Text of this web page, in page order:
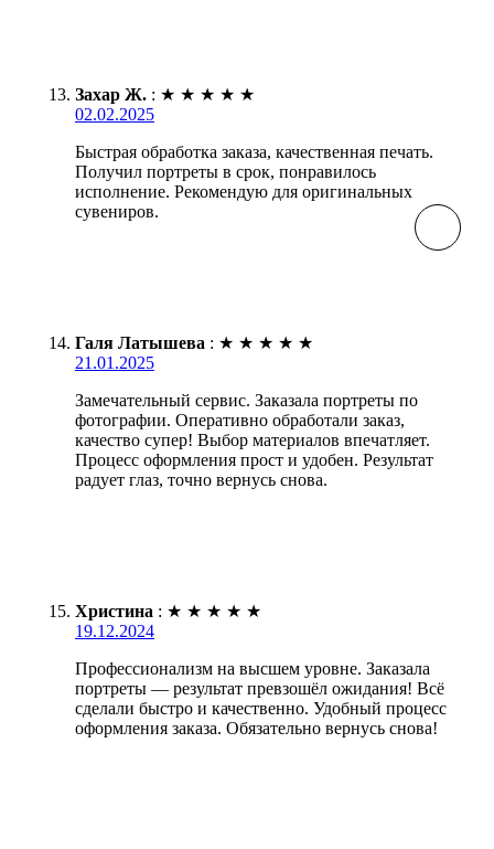
Захар Ж. : ★ ★ ★ ★ ★
02.02.2025
Быстрая обработка заказа, качественная печать.
Получил портреты в срок, понравилось
исполнение. Рекомендую для оригинальных
сувениров.
Галя Латышева : ★ ★ ★ ★ ★
21.01.2025
Замечательный сервис. Заказала портреты по
фотографии. Оперативно обработали заказ,
качество супер! Выбор материалов впечатляет.
Процесс оформления прост и удобен. Результат
радует глаз, точно вернусь снова.
Христина : ★ ★ ★ ★ ★
19.12.2024
Профессионализм на высшем уровне. Заказала
портреты — результат превзошёл ожидания! Всё
сделали быстро и качественно. Удобный процесс
оформления заказа. Обязательно вернусь снова!